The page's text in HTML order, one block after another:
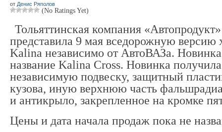
от Денис Ряполов
(No Ratings Yet)
Тольяттинская компания
представила 9 мая вседорожную версию
Kalina независимо от АвтоВАЗа.
название Kalina Cross. Новинка
независимую подвеску, защитный
кузова, иную верхнюю часть
и антикрыло, закрепленное на кромке
Цены и дата начала продаж пока не